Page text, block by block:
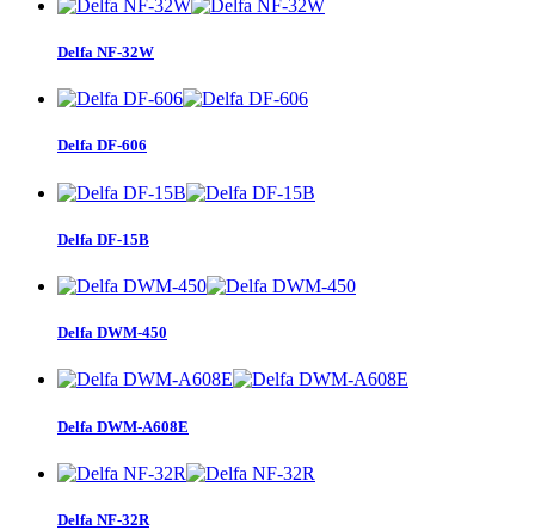
Delfa NF-32W
Delfa DF-606
Delfa DF-15B
Delfa DWM-450
Delfa DWM-A608E
Delfa NF-32R